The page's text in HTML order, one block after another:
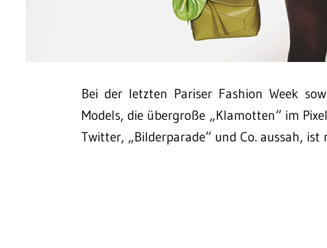
Bei der letzten Pariser Fashion Week
Models, die übergroße „Klamotten“ im
Twitter, „Bilderparade“ und Co. aussah,